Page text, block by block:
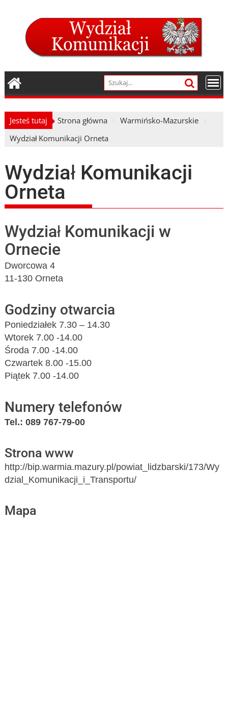
Jesteś tutaj Strona główna
Warmińsko-Mazurskie
Wydział Komunikacji Orneta
Wydział Komunikacji
Orneta
Wydział Komunikacji w
Ornecie
Dworcowa 4
11-130 Orneta
Godziny otwarcia
Poniedziałek 7.30 – 14.30
Wtorek 7.00 -14.00
Środa 7.00 -14.00
Czwartek 8.00 -15.00
Piątek 7.00 -14.00
Numery telefonów
Tel.: 089 767-79-00
Strona www
http://bip.warmia.mazury.pl/powiat_lidzbarski/173/Wy
dzial_Komunikacji_i_Transportu/
Mapa